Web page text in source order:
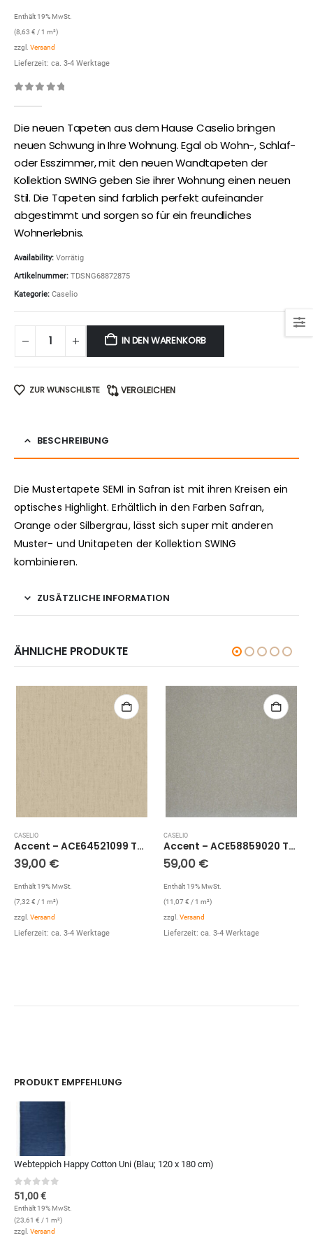
Enthält 19% MwSt.
(8,63 € / 1 m²)
zzgl. Versand
Lieferzeit: ca. 3-4 Werktage
Die neuen Tapeten aus dem Hause Caselio bringen
neuen Schwung in Ihre Wohnung. Egal ob Wohn-, Schlaf-
oder Esszimmer, mit den neuen Wandtapeten der
Kollektion SWING geben Sie ihrer Wohnung einen neuen
Stil. Die Tapeten sind farblich perfekt aufeinander
abgestimmt und sorgen so für ein freundliches
Wohnerlebnis.
Availability: Vorrätig
Artikelnummer: TDSNG68872875
Kategorie: Caselio
IN DEN WARENKORB
ZUR WUNSCHLISTE VERGLEICHEN
BESCHREIBUNG
Die Mustertapete SEMI in Safran ist mit ihren Kreisen ein
optisches Highlight. Erhältlich in den Farben Safran,
Orange oder Silbergrau, lässt sich super mit anderen
Muster- und Unitapeten der Kollektion SWING
kombinieren.
ZUSÄTZLICHE INFORMATION
ÄHNLICHE PRODUKTE
CASELIO
Accent – ACE64521099 Tapete: Holz Optik (Beige)
39,00 €
Enthält 19% MwSt.
(7,32€ / 1 m²)
zzgl. Versand
Lieferzeit: ca. 3-4 Werktage
CASELIO
Accent – ACE58859020 Tapete: Metallic Uni
59,00 €
Enthält 19% MwSt.
(11,07 € / 1 m²)
zzgl. Versand
Lieferzeit: ca. 3-4 Werktage
PRODUKT EMPFEHLUNG
Webteppich Happy Cotton Uni (Blau; 120 x 180 cm)
0out of 5
51,00€
Enthält 19% MwSt.
(23,61 € / 1 m²)
zzgl. Versand